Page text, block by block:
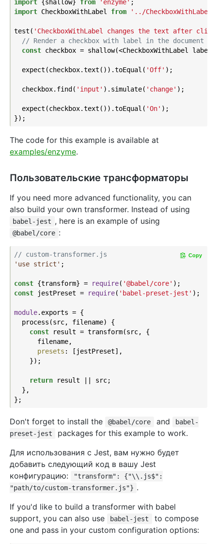
import {shallow} from 'enzyme'
import CheckboxWithLabel from '../CheckboxWithLabel'
test( 'CheckboxWithLabel changes the text after
// Render a checkbox with label in the document
const checkbox = shallow(<CheckboxWithLabel
  expect(checkbox.text()).toEqual(
'Off' );
  checkbox.find(
'input' ).simulate( 'change' );
  expect(checkbox.text()).toEqual(
'On' );
The code for this example is available at
examples/enzyme.
Пользовательские трансформаторы
If you need more advanced functionality, you can
also build your own transformer. Instead of using
babel-jest , here is an example of using
@babel/core :
// custom-transformer.js
'use strict' ;
const {transform} = require( '@babel/core'
const jestPreset = require( 'babel-preset-jest' );
module.exports = {
  process(src, filename) {
const result = transform(src, {
      filename,
presets : [jestPreset],
    });
return result || src;
  },
Copy
Don't forget to install the @babel/core and
babel-
preset-jest
packages for this example to work.
Для использования с Jest, вам нужно будет
добавить следующий код в вашу Jest
конфигурацию:
"transform": {"\\.js$":
"path/to/custom-transformer.js"} .
If you'd like to build a transformer with babel
support, you can also use
babel-jest
to compose
one and pass in your custom configuration options: